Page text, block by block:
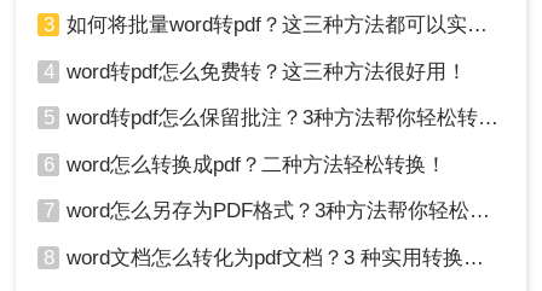
击“保存”即可。
注意： 转换前务必确认Word文档本身没有排版问
题。比如：段落间距不统一、分页符位置错误等，
装的稀有字体，建议先转为Word内嵌字体再转换，
否则PDF可能用默认字体替代，导致错位。转换为
PDF后，用Adobe Acrobat Reader打开，放大到
100%检查关键页（如封面、目录、表格页）。
3 如何将批量word转pdf？这三种方法都可以实现批量转换
4 word转pdf怎么免费转？这三种方法很好用！
5 word转pdf怎么保留批注？3种方法帮你轻松转换！
6 word怎么转换成pdf？二种方法轻松转换！
7 word怎么另存为PDF格式？3种方法帮你轻松转换!
8 word文档怎么转化为pdf文档？3 种实用转换方法，完美保留原文档格式！